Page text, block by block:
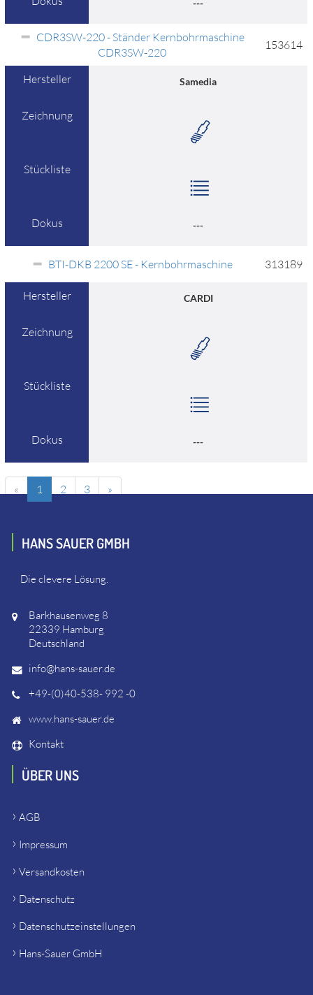
---
CDR3SW-220 - Ständer Kernbohrmaschine
CDR3SW-220
153614
Hersteller Samedia
Zeichnung
Stückliste
Dokus ---
BTI-DKB 2200 SE - Kernbohrmaschine 313189
Hersteller CARDI
Zeichnung
Stückliste
Dokus ---
« 1 2 3 »
HANS SAUER GMBH
Die clevere Lösung.
Barkhausenweg 8
22339 Hamburg
Deutschland
info@hans-sauer.de
+49-(0)40-538- 992 -0
www.hans-sauer.de
Kontakt
ÜBER UNS
AGB
Impressum
Versandkosten
Datenschutz
Datenschutzeinstellungen
Hans-Sauer GmbH